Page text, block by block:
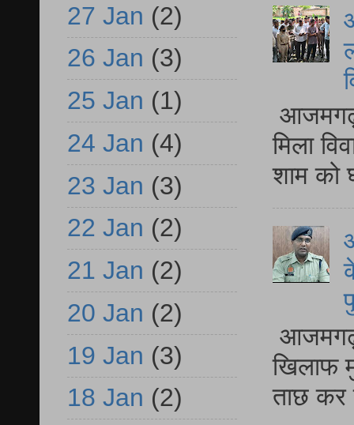
आजमगढ़
मिला
शाम को
आजमगढ़
खिलाफ
ताछ कर
27 Jan (2)
26 Jan (3)
25 Jan (1)
24 Jan (4)
23 Jan (3)
22 Jan (2)
21 Jan (2)
20 Jan (2)
19 Jan (3)
18 Jan (2)